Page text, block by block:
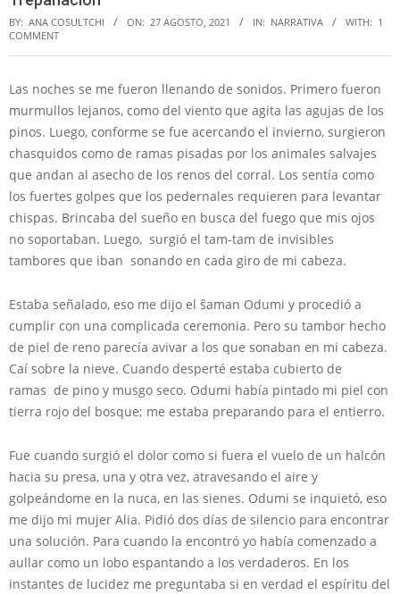
BY: ANA COSULTCHI ON: 27 AGOSTO, 2021 IN: NARRATIVA WITH: 1
COMMENT
Las noches se me fueron llenando de sonidos. Primero fueron
murmullos lejanos, como del viento que agita las agujas de los
pinos. Luego, conforme se fue acercando el invierno, surgieron
chasquidos como de ramas pisadas por los animales salvajes
que andan al asecho de los renos del corral. Los sentía como
los fuertes golpes que los pedernales requieren para levantar
chispas. Brincaba del sueño en busca del fuego que mis ojos
no soportaban. Luego, surgió el tam-tam de invisibles
tambores que iban sonando en cada giro de mi cabeza.
Estaba señalado, eso me dijo el ŝaman Odumi y procedió a
cumplir con una complicada ceremonia. Pero su tambor hecho
de piel de reno parecía avivar a los que sonaban en mi cabeza.
Caí sobre la nieve. Cuando desperté estaba cubierto de
ramas de pino y musgo seco. Odumi había pintado mi piel con
tierra rojo del bosque; me estaba preparando para el entierro.
Fue cuando surgió el dolor como si fuera el vuelo de un halcón
hacia su presa, una y otra vez, atravesando el aire y
golpeándome en la nuca, en las sienes. Odumi se inquietó, eso
me dijo mi mujer Alia. Pidió dos días de silencio para encontrar
una solución. Para cuando la encontró yo había comenzado a
aullar como un lobo espantando a los verdaderos. En los
instantes de lucidez me preguntaba si en verdad el espíritu del